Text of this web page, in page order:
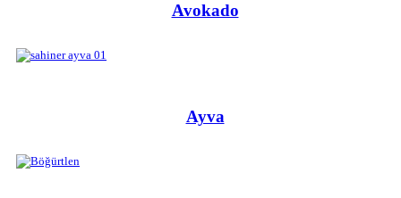
Avokado
Ayva